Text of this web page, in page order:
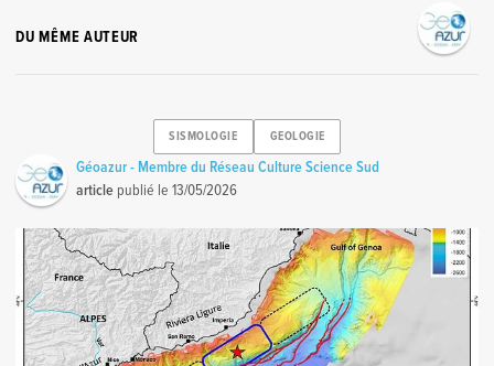
DU MÊME AUTEUR
SISMOLOGIE GEOLOGIE
Géoazur - Membre du Réseau Culture Science Sud
article publié le13/05/2026